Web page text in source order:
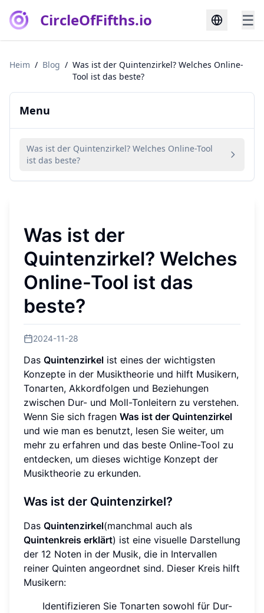
CircleOfFifths.io ☰
Heim / Blog / Was ist der Quintenzirkel? Welches Online-
Tool ist das beste?
Menu
Was ist der Quintenzirkel? Welches Online-Tool
ist das beste?
Was ist der
Quintenzirkel? Welches
Online-Tool ist das
beste?
2024-11-28
Das Quintenzirkel ist eines der wichtigsten
Konzepte in der Musiktheorie und hilft Musikern,
Tonarten, Akkordfolgen und Beziehungen
zwischen Dur- und Moll-Tonleitern zu verstehen.
Wenn Sie sich fragen Was ist der Quintenzirkel
und wie man es benutzt, lesen Sie weiter, um
mehr zu erfahren und das beste Online-Tool zu
entdecken, um dieses wichtige Konzept der
Musiktheorie zu erkunden.
Was ist der Quintenzirkel?
Das Quintenzirkel(manchmal auch als
Quintenkreis erklärt) ist eine visuelle Darstellung
der 12 Noten in der Musik, die in Intervallen
reiner Quinten angeordnet sind. Dieser Kreis hilft
Musikern:
Identifizieren Sie Tonarten sowohl für Dur-